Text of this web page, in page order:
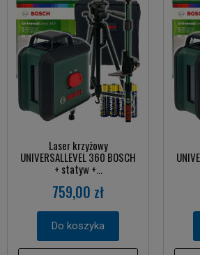
Laser krzyżowy
UNIVERSALLEVEL 360 BOSCH
+ statyw +...
759,00 zł
Do koszyka